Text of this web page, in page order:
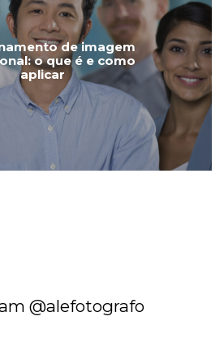
de imagem
o que é e como
aplicar
@alefotografo